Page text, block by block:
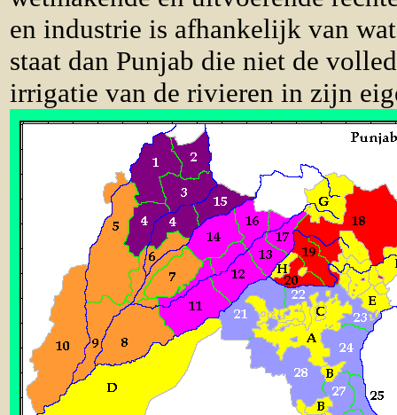
en industrie is afhankelijk van
staat dan Punjab die niet de
irrigatie van de rivieren in zijn